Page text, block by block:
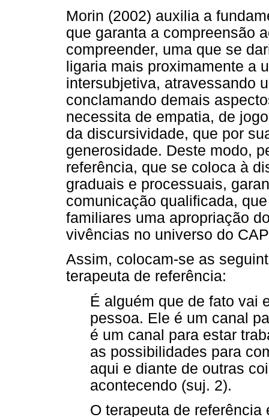
Morin (2002) auxilia a
que garanta a compreensão
compreender, uma que se
ligaria mais proximamente a
intersubjetiva, atravessando
conclamando demais
necessita de empatia, de
da discursividade, que por
generosidade. Deste modo,
referência, que se coloca à
graduais e processuais,
comunicação qualificada,
familiares uma apropriação
vivências no universo do
Assim, colocam-se as
terapeuta de referência:
É alguém que de fato vai
pessoa. Ele é um canal
é um canal para estar
as possibilidades para
aqui e diante de outras
acontecendo (suj. 2).
O terapeuta de